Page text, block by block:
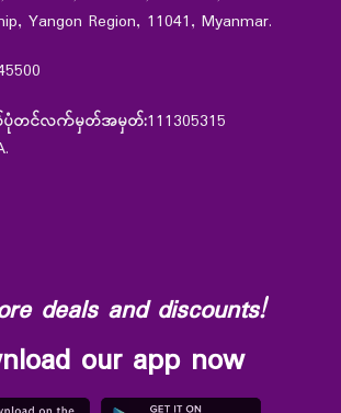
Yangon Region, 11041, Myanmar.
မှတ်ပုံတင်လက်မှတ်အမှတ်:111305315
deals and discounts!
our app now